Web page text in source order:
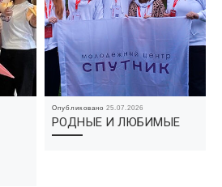
Опубликовано25.07.2026
РОДНЫЕ И ЛЮБИМЫЕ